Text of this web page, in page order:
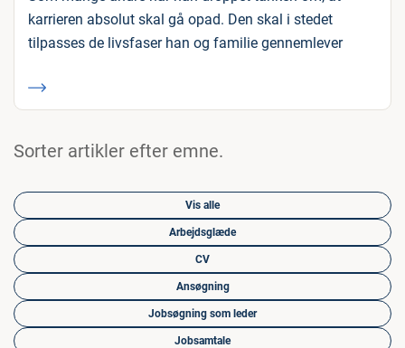
karrieren absolut skal gå opad. Den skal i stedet
tilpasses de livsfaser han og familie gennemlever
Sorter artikler efter emne.
Vis alle
Arbejdsglæde
CV
Ansøgning
Jobsøgning som leder
Jobsamtale